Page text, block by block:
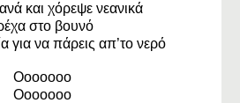
και χόρεψε νεανικά
στο βουνό
για να πάρεις απ’το νερό
Οοοοοοο
Οοοοοοο